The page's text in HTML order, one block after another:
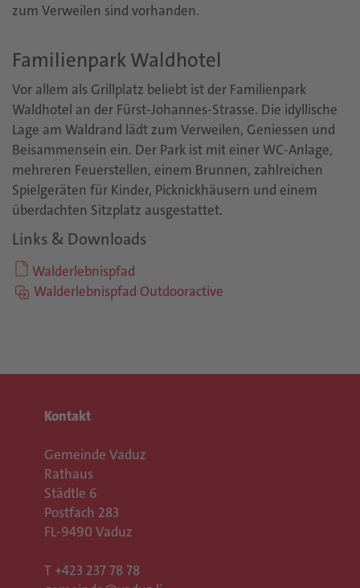
zum Verweilen sind vorhanden.
Familienpark Waldhotel
Vor allem als Grillplatz beliebt ist der Familienpark
Waldhotel an der Fürst-Johannes-Strasse. Die idyllische
Lage am Waldrand lädt zum Verweilen, Geniessen und
Beisammensein ein. Der Park ist mit einer WC-Anlage,
mehreren Feuerstellen, einem Brunnen, zahlreichen
Spielgeräten für Kinder, Picknickhäusern und einem
überdachten Sitzplatz ausgestattet.
Links & Downloads
Walderlebnispfad
Walderlebnispfad Outdooractive
Kontakt
Gemeinde Vaduz
Rathaus
Städtle 6
Postfach 283
FL-9490 Vaduz
T +423 237 78 78